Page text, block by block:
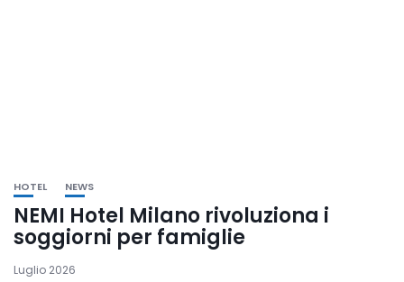
HOTEL NEWS
NEMI Hotel Milano rivoluziona i
soggiorni per famiglie
Luglio 2026